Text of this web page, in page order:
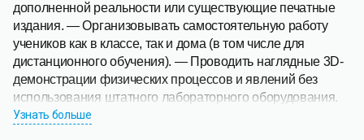
дополненной реальности или существующие печатные
издания. — Организовывать самостоятельную работу
учеников как в классе, так и дома (в том числе для
дистанционного обучения). — Проводить наглядные 3D-
демонстрации физических процессов и явлений без
использования штатного лабораторного оборудования.
Учебно-методический программно-аппаратный комплекс
Узнать больше